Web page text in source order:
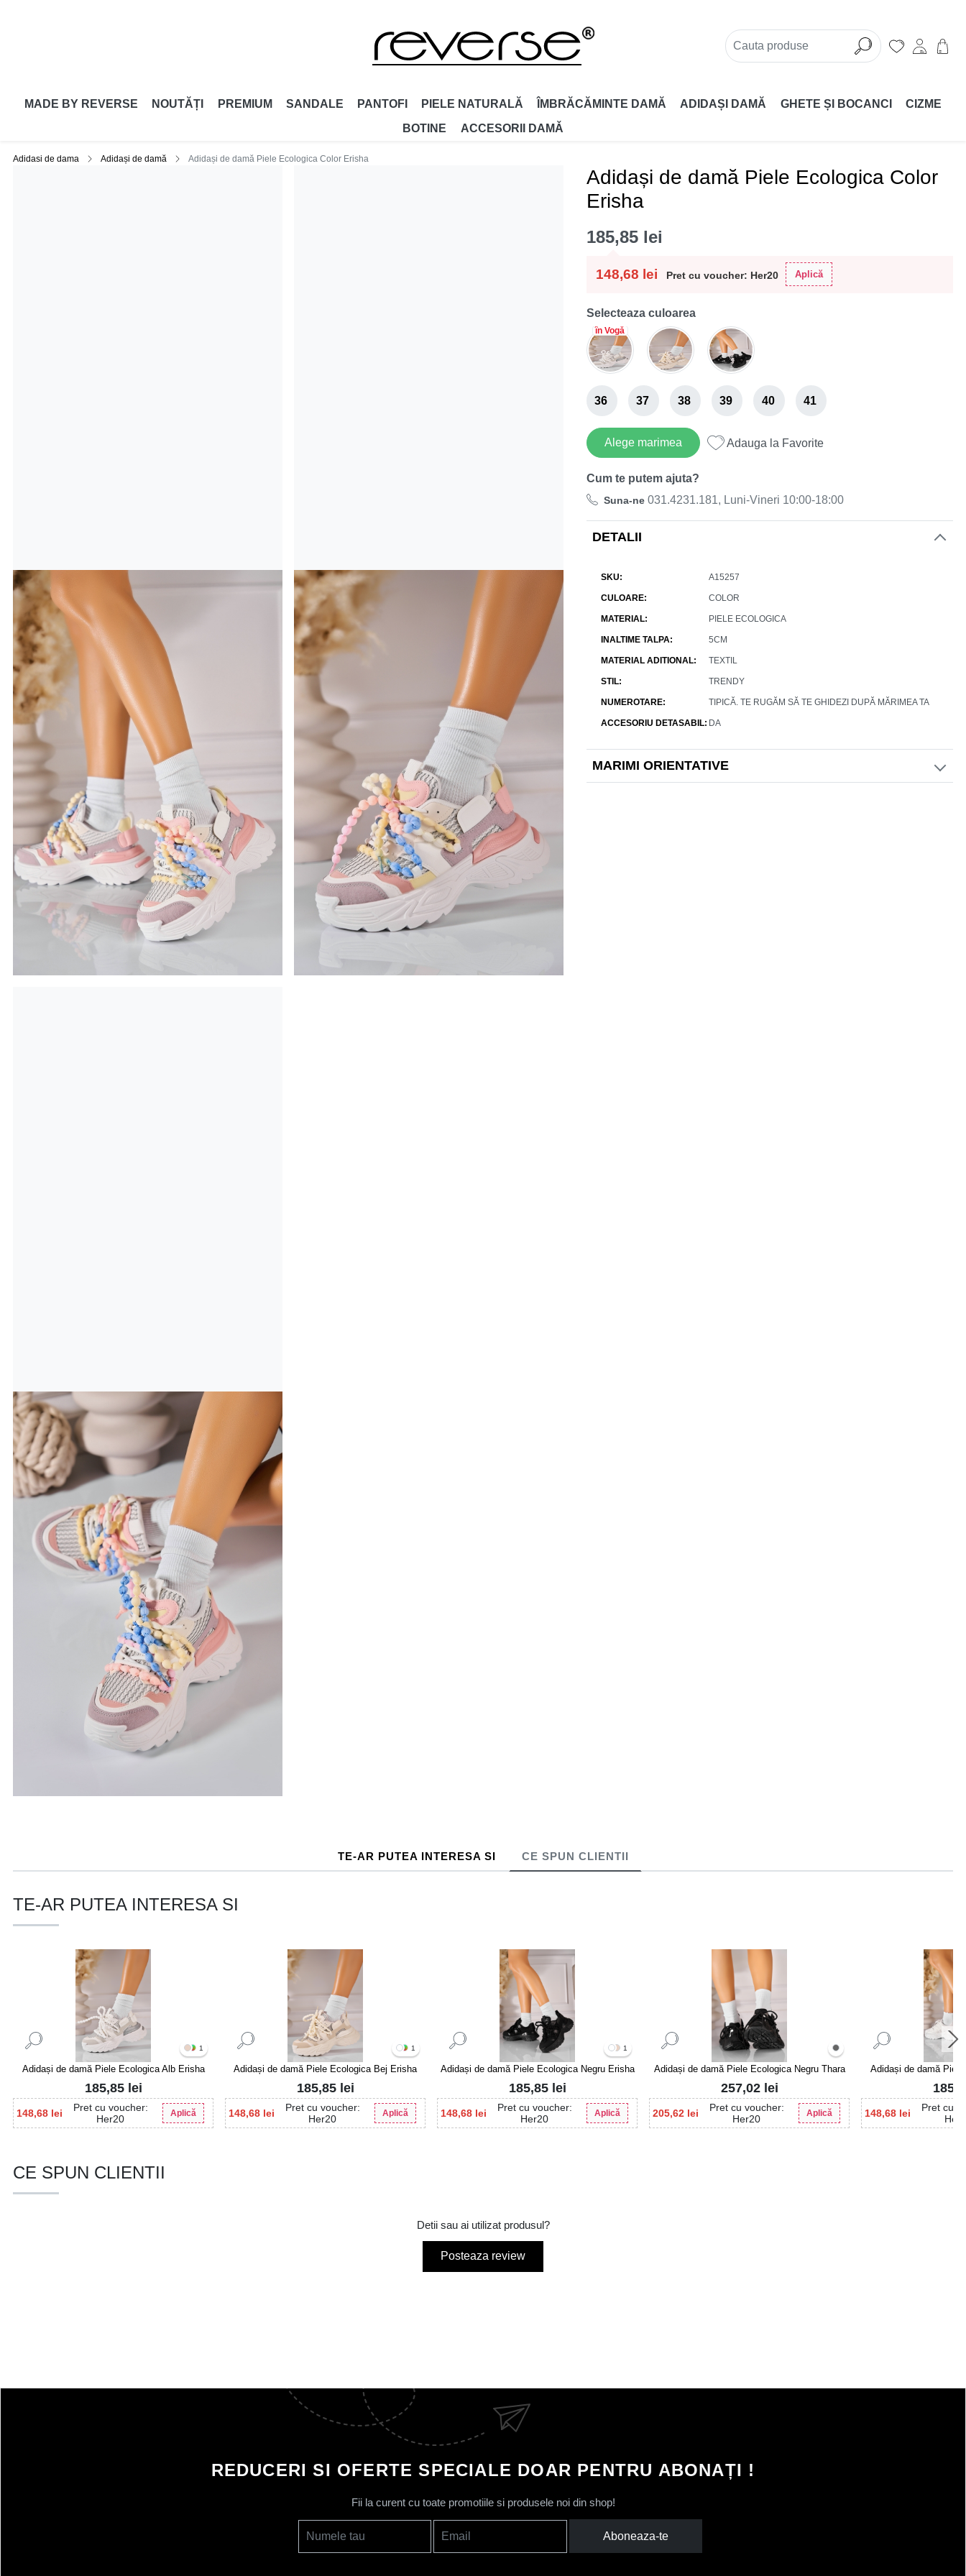
MADE BY REVERSE NOUTĂȚI PREMIUM SANDALE PANTOFI PIELE NATURALĂ ÎMBRĂCĂMINTE DAMĂ ADIDAȘI DAMĂ GHETE ȘI BOCANCI
CIZME
BOTINE
ACCESORII DAMǍ
Adidasi de dama Adidași de damă Adidași de damă Piele Ecologica Color Erisha
Adidași de damă Piele Ecologica Color
Erisha
148,68 lei Pret cu voucher: Her20 Aplică
185,85 lei
Selecteaza culoarea
în Vogă
36 37 38 39 40 41
Alege marimea Adauga la Favorite
Cum te putem ajuta?
Suna-ne031.4231.181, Luni-Vineri 10:00-18:00
DETALII
SKU A15257
CULOARE COLOR
MATERIAL PIELE ECOLOGICA
INALTIME TALPA 5CM
MATERIAL ADITIONAL TEXTIL
STIL TRENDY
NUMEROTARE TIPICĂ. TE RUGĂM SĂ TE GHIDEZI DUPĂ MĂRIMEA TA
ACCESORIU DETASABIL DA
MARIMI ORIENTATIVE
TE-AR PUTEA INTERESA SI CE SPUN CLIENTII
TE-AR PUTEA INTERESA SI
1
Adidași de damă Piele Ecologica Alb Erisha
148,68 lei
Pret cu voucher:
Her20
Aplică
185,85 lei
1
Adidași de damă Piele Ecologica Bej Erisha
148,68 lei
Pret cu voucher:
Her20
Aplică
185,85 lei
1
Adidași de damă Piele Ecologica Negru Erisha
148,68 lei
Pret cu voucher:
Her20
Aplică
185,85 lei
Adidași de damă Piele Ecologica Negru Thara
205,62 lei
Pret cu voucher:
Her20
Aplică
257,02 lei
Adidași de damă
148,68 lei
Pret cu
CE SPUN CLIENTII
Detii sau ai utilizat produsul?
Posteaza review
REDUCERI SI OFERTE SPECIALE DOAR PENTRU ABONAȚI !
Fii la curent cu toate promotiile si produsele noi din shop!
Numele tau Email Aboneaza-te